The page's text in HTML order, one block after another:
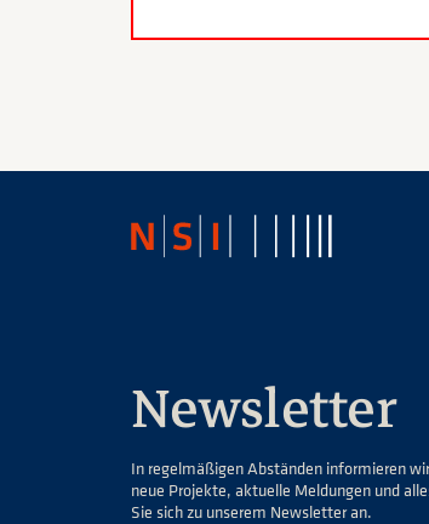
Newsletter
In regelmäßigen Abständen informieren
neue Projekte, aktuelle Meldungen und
Sie sich zu unserem Newsletter an.